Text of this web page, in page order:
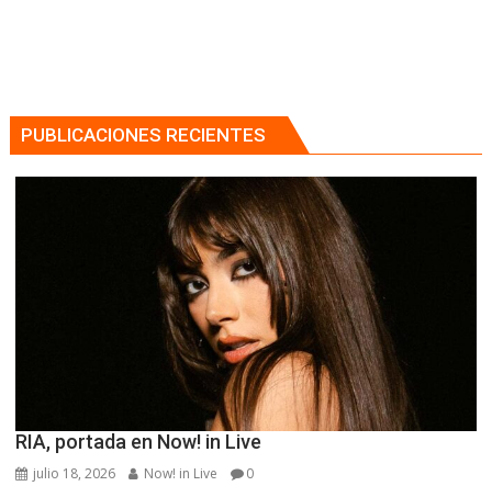
PUBLICACIONES RECIENTES
RIA, portada en Now! in Live
julio 18, 2026 Now! in Live 0